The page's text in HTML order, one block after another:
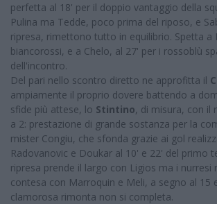
perfetta al 18' per il doppio vantaggio della
Pulina ma Tedde, poco prima del riposo, e
ripresa, rimettono tutto in equilibrio. Spetta a
biancorossi, e a Chelo, al 27' per i rossoblù
dell'incontro.
Del pari nello scontro diretto ne approfitta il
ampiamente il proprio dovere battendo a
sfide più attese, lo Stintino, di misura, con il
a 2: prestazione di grande sostanza per la
mister Congiu, che sfonda grazie ai gol
Radovanovic e Doukar al 10' e 22' del primo
ripresa prende il largo con Ligios ma i nurresi
contesa con Marroquin e Meli, a segno al 15
clamorosa rimonta non si completa.